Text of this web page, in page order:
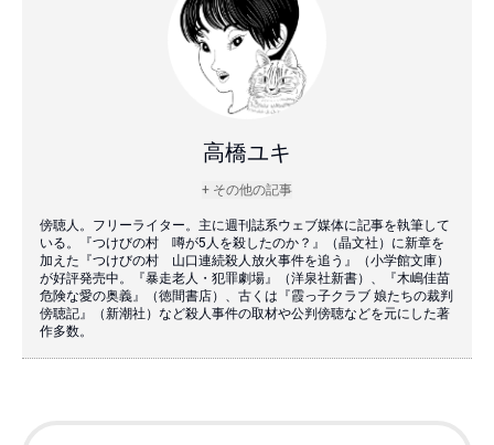
高橋ユキ
+ その他の記事
傍聴人。フリーライター。主に週刊誌系ウェブ媒体に記事を執筆して
いる。『つけびの村 噂が5人を殺したのか？』（晶文社）に新章を
加えた『つけびの村 山口連続殺人放火事件を追う』（小学館文庫）
が好評発売中。『暴走老人・犯罪劇場』（洋泉社新書）、『木嶋佳苗
危険な愛の奥義』（徳間書店）、古くは『霞っ子クラブ 娘たちの裁判
傍聴記』（新潮社）など殺人事件の取材や公判傍聴などを元にした著
作多数。